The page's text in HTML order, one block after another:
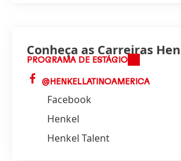
Conheça as Carreiras
PROGRAMA DE ESTÁGIO
@HENKELLATINOAMERICA
Facebook
Henkel
Henkel Talent